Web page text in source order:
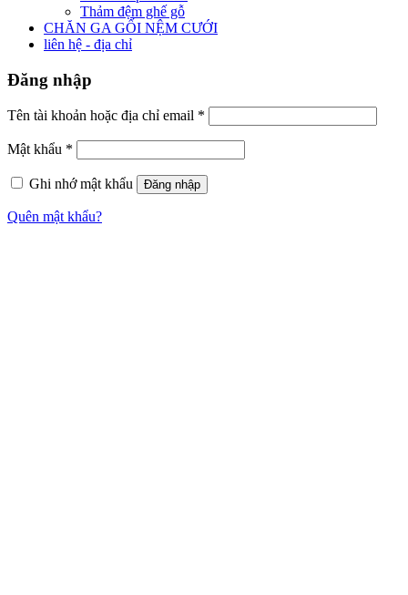
Thảm đệm ghế gỗ
CHĂN GA GỐI NỆM CƯỚI
liên hệ - địa chỉ
Đăng nhập
Tên tài khoản hoặc địa chỉ email *
Mật khẩu *
Ghi nhớ mật khẩu Đăng nhập
Quên mật khẩu?